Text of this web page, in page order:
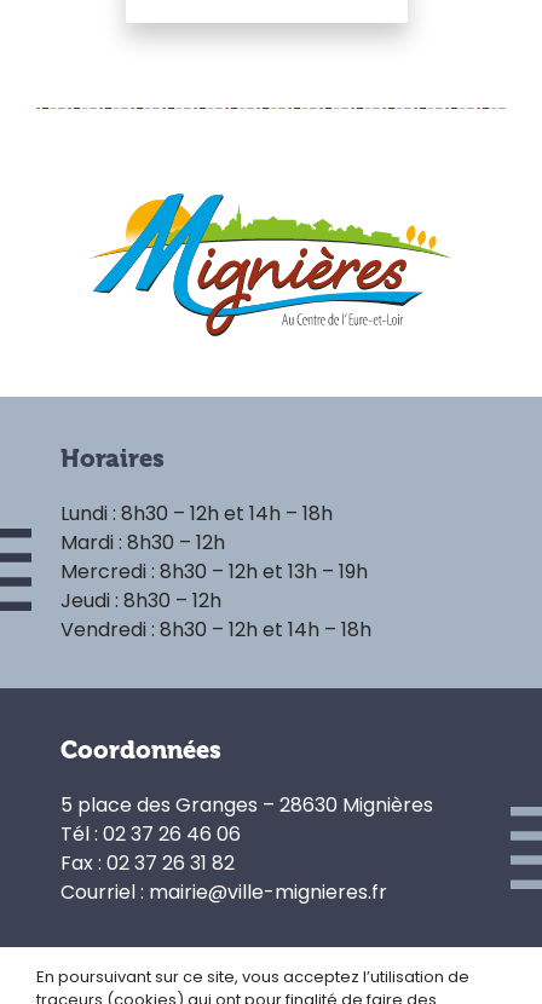
Horaires
Lundi : 8h30 – 12h et 14h – 18h
Mardi : 8h30 – 12h
Mercredi : 8h30 – 12h et 13h – 19h
Jeudi : 8h30 – 12h
Vendredi : 8h30 – 12h et 14h – 18h
Coordonnées
5 place des Granges – 28630 Mignières
Tél : 02 37 26 46 06
Fax : 02 37 26 31 82
Courriel : mairie@ville-mignieres.fr
En poursuivant sur ce site, vous acceptez l’utilisation de